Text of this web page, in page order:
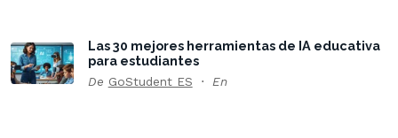
Las 30 mejores herramientas de IA educativa
para estudiantes
De GoStudent ES En